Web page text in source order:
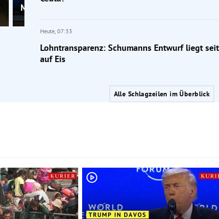
Mutter aller Krisen“
Heute, 07:33
Lohntransparenz: Schumanns Entwurf liegt
auf Eis
Alle Schlagzeilen im Überblick